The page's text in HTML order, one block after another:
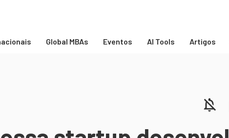
Global MBAs Eventos AI Tools Artigos